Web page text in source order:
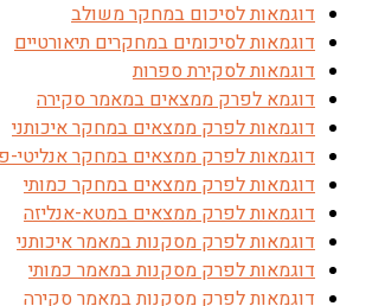
דוגמאות לסיכום במחקר משולב
דוגמאות לסיכומים במחקרים תיאורטיים
דוגמאות לסקירת ספרות
דוגמא לפרק ממצאים במאמר סקירה
דוגמאות לפרק ממצאים במחקר איכותני
דוגמאות לפרק ממצאים במחקר אנליטי-
דוגמאות לפרק ממצאים במחקר כמותי
דוגמאות לפרק ממצאים במטא-אנליזה
דוגמאות לפרק מסקנות במאמר איכותני
דוגמאות לפרק מסקנות במאמר כמותי
דוגמאות לפרק מסקנות במאמר סקירה